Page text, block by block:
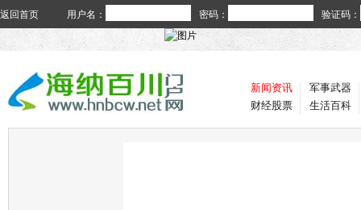
返回首页 用户名： 密码： 验证码：
新闻资讯
财经股票
军事武器
生活百科